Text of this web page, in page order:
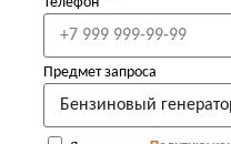
Предмет запроса